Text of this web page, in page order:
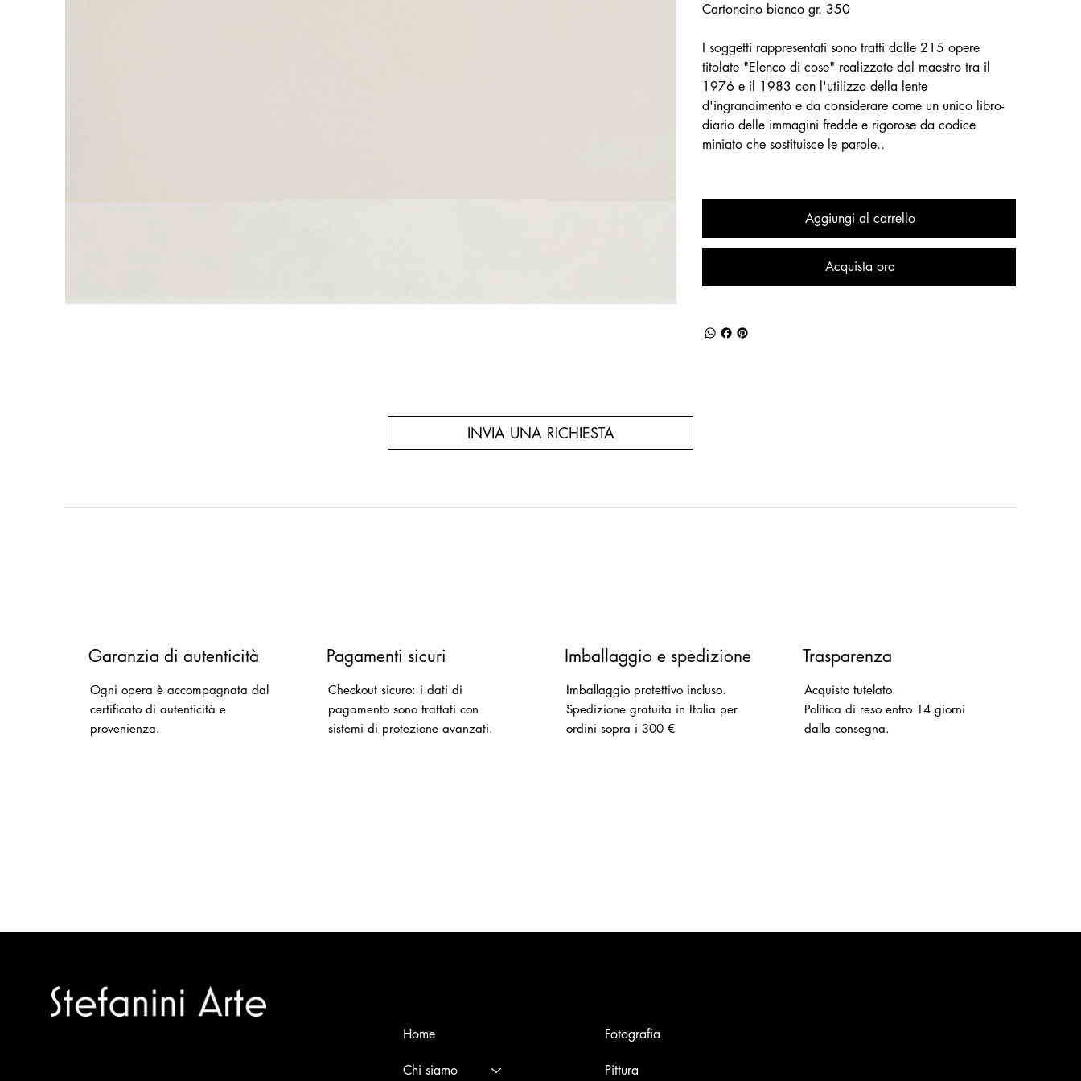
Cartoncino bianco gr. 350
I soggetti rappresentati sono tratti dalle 215 opere
titolate "Elenco di cose" realizzate dal maestro tra il
1976 e il 1983 con l'utilizzo della lente
d'ingrandimento e da considerare come un unico libro-
diario delle immagini fredde e rigorose da codice
miniato che sostituisce le parole..
Aggiungi al carrello
Acquista ora
INVIA UNA RICHIESTA
Garanzia di autenticità
Ogni opera è accompagnata dal
certificato di autenticità e
provenienza.
Pagamenti sicuri
Checkout sicuro: i dati di
pagamento sono trattati con
sistemi di protezione avanzati.
Imballaggio e spedizione
Imballaggio protettivo incluso.
Spedizione gratuita in Italia per
ordini sopra i 300 €
Trasparenza
Acquisto tutelato.
Politica di reso entro 14 giorni
dalla consegna.
Home
Chi siamo
Fotografia
Pittura